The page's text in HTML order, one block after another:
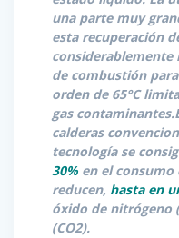
una parte muy
esta recuperación
considerablemente
de combustión
orden de 65°C
gas contaminantes.
calderas
tecnología se
30% en el consumo
reducen, hasta en
óxido de nitrógeno
(CO2).